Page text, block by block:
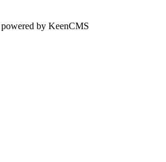
powered by KeenCMS